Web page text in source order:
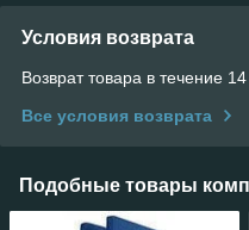
Условия возврата
Возврат товара в течение
Все условия возврата
Подобные товары